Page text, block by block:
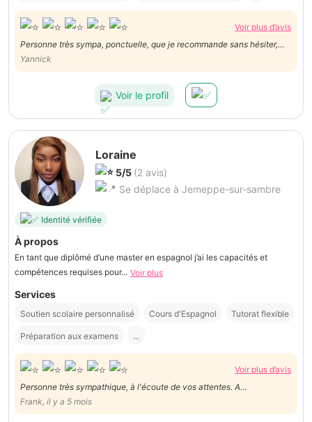
Voir plus d’avis
Personne très sympa, ponctuelle, que je recommande sans hésiter,
mon fils est très content des explications données.
Yannick
Voir le profil
Loraine
5/5 (2 avis)
Se déplace à Jemeppe-sur-sambre
Identité vérifiée
À propos
En tant que diplômé d’une master en espagnol j’ai les capacités et
compétences requises pour... Voir plus
Services
Soutien scolaire personnalisé Cours d'Espagnol Tutorat flexible
Préparation aux examens ...
Voir plus d’avis
Personne très sympathique, à l'écoute de vos attentes. A
recommander sans soucis.
Frank, il y a 5 mois